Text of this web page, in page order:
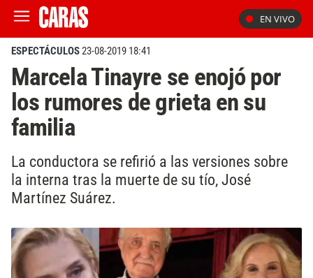
EN VIVO
ESPECTÁCULOS23-08-2019 18:41
Marcela Tinayre se enojó por
los rumores de grieta en su
familia
La conductora se refirió a las versiones sobre
la interna tras la muerte de su tío, José
Martínez Suárez.